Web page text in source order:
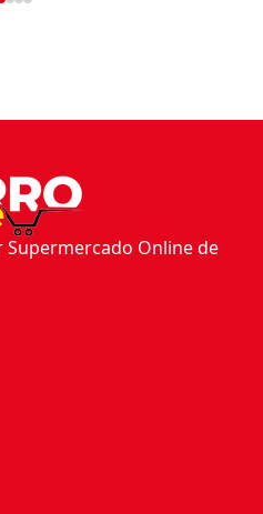
Supermercado Online de